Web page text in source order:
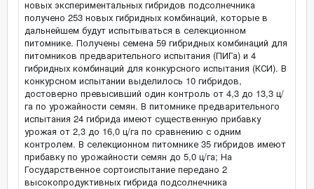
новых экспериментальных гибридов подсолнечника
получено 253 новых гибридных комбинаций, которые в
дальнейшем будут испытываться в селекционном
питомнике. Получены семена 59 гибридных комбинаций для
питомников предварительного испытания (ПИГа) и 4
гибридных комбинаций для конкурсного испытания (КСИ). В
конкурсном испытании выделилось 10 гибридов,
достоверно превысивший один контроль от 4,3 до 13,3 ц/
га по урожайности семян. В питомнике предварительного
испытания 24 гибрида имеют существенную прибавку
урожая от 2,3 до 16,0 ц/га по сравнению с одним
контролем. В селекционном питомнике 35 гибридов имеют
прибавку по урожайности семян до 5,0 ц/га; На
Государственное сортоиспытание передано 2
высокопродуктивных гибрида подсолнечника